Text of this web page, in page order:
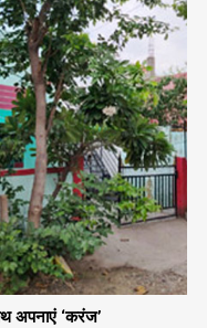
अपनाएं ‘करंज’